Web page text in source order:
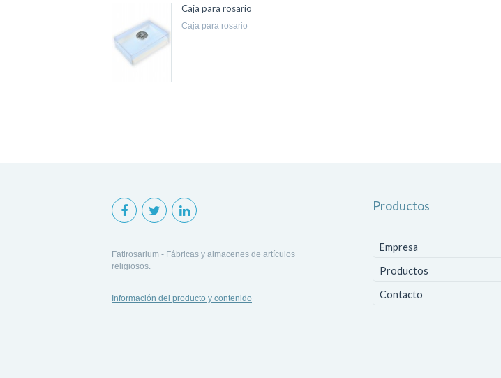
Caja para rosario
caja para rosario
Fatirosarium - Fábricas y almacenes de artículos
religiosos.
Información del producto y contenido
Productos
Empresa
Productos
Contacto